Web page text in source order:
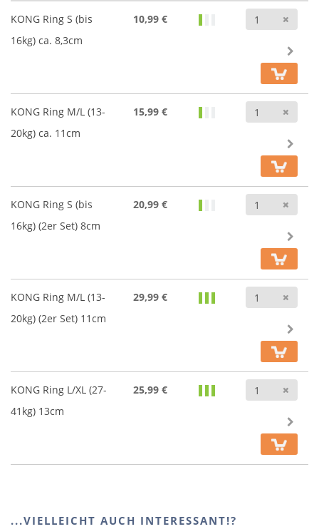
KONG Ring S (bis
16kg) ca. 8,3cm
10,99 €
KONG Ring M/L (13-
20kg) ca. 11cm
15,99 €
KONG Ring S (bis
16kg) (2er Set) 8cm
20,99 €
KONG Ring M/L (13-
20kg) (2er Set) 11cm
29,99 €
KONG Ring L/XL (27-
41kg) 13cm
25,99 €
...VIELLEICHT AUCH INTERESSANT!?